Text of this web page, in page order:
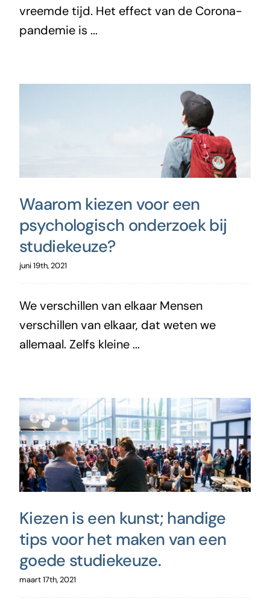
vreemde tijd. Het effect van de Corona-
pandemie is ...
Waarom kiezen voor een
psychologisch onderzoek bij
studiekeuze?
juni 19th, 2021
We verschillen van elkaar Mensen
verschillen van elkaar, dat weten we
allemaal. Zelfs kleine ...
Kiezen is een kunst; handige
tips voor het maken van een
goede studiekeuze.
maart 17th, 2021